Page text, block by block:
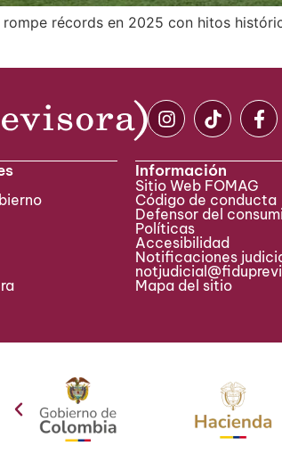
rompe récords en 2025 con hitos
Información
Sitio Web FOMAG
Código de conducta
Defensor del
Políticas
Accesibilidad
Notificaciones
Mapa del sitio